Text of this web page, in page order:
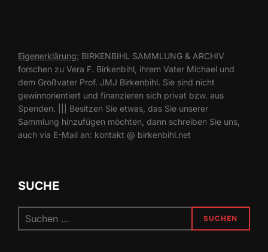
Eigenerklärung: BIRKENBIHL SAMMLUNG & ARCHIV
forschen zu Vera F. Birkenbihl, ihrem Vater Michael und
dem Großvater Prof. JMJ Birkenbihl. Sie sind nicht
gewinnorientiert und finanzieren sich privat bzw. aus
Spenden. ||| Besitzen Sie etwas, das Sie unserer
Sammlung hinzufügen möchten, dann schreiben Sie uns,
auch via E-Mail an: kontakt @ birkenbihl.net
SUCHE
nach:
SUCHEN